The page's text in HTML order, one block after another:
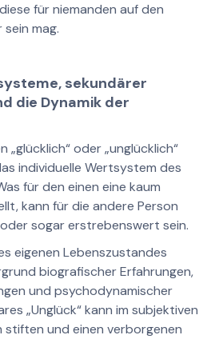
für niemanden auf den
mag.
sekundärer
die Dynamik der
„glücklich“ oder „unglücklich“
individuelle Wertsystem des
für den einen eine kaum
kann für die andere Person
sogar erstrebenswert sein.
eigenen Lebenszustandes
biografischer Erfahrungen,
und psychodynamischer
„Unglück“ kann im subjektiven
stiften und einen verborgenen